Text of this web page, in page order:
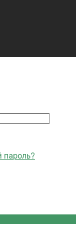
пароль?